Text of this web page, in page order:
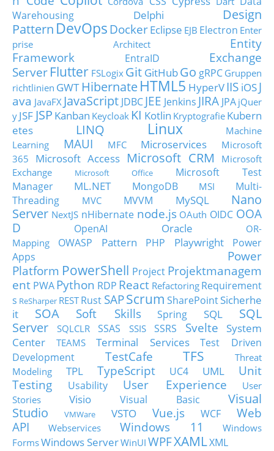
Warehousing
Delphi
Design
Pattern DevOps DockerEclipse EJB Electron Enter
prise Architect
Entity
Framework
EntraID
Exchange
Server Flutter FSLogix Git GitHubGo gRPC Gruppen
richtlinien GWT HibernateHTML5 HyperVIIS iOSJ
ava JavaFX JavaScript JDBC JEE Jenkins JIRA JPA jQuer
y JSF JSP Kanban Keycloak KI Kotlin Kryptografie Kubern
etes
LINQ Linux
Machine
Learning
MAUI MFC Microservices
Microsoft
365
Microsoft Access Microsoft CRM
Microsoft
Exchange
Microsoft Office
Microsoft Test
Manager
ML.NET MongoDB MSI
Multi-
Threading
MVC MVVM MySQL
Nano
Server NextJS nHibernate node.js OAuth OIDC OOA
D
OpenAI Oracle
OR-
Mapping
OWASP Pattern PHP Playwright
Power
Apps
Power
Platform PowerShell Project Projektmanagem
ent PWA Python RDP React Refactoring Requirement
s ReSharper RESTRust SAPScrum SharePointSicherhe
it
SOA Soft Skills Spring SQL
SQL
Server
SQLCLR SSAS SSIS SSRS Svelte
System
Center
TEAMS Terminal Services
Test Driven
Development
TestCafe TFS
Threat
Modeling
TPL TypeScript UC4 UML
Unit
Testing
Usability User Experience
User
Stories
Visio Visual Basic
Visual
Studio
VMWare VSTO Vue.js WCF
Web
API
Webservices Windows 11
Windows
FormsWindows ServerWinUI WPFXAMLXML